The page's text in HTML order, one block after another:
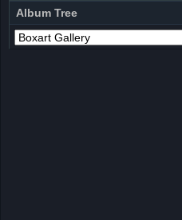
Album Tree